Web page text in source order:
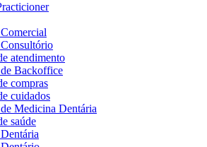
atendimento
Backoffice
compras
cuidados
Medicina Dentária
saúde